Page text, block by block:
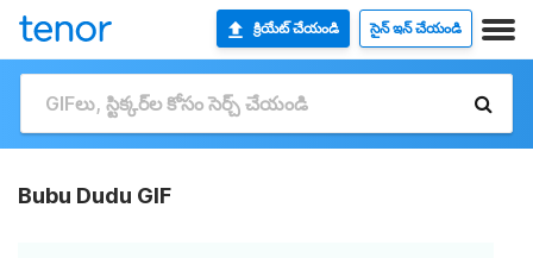
క్రియేట్ చేయండి సైన్ ఇన్ చేయండి
Bubu Dudu GIF